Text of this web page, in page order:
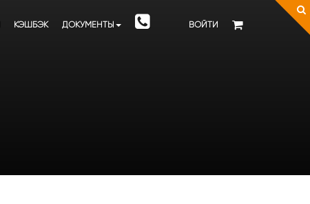
ВОЙТИ
КЭШБЭК ДОКУМЕНТЫ